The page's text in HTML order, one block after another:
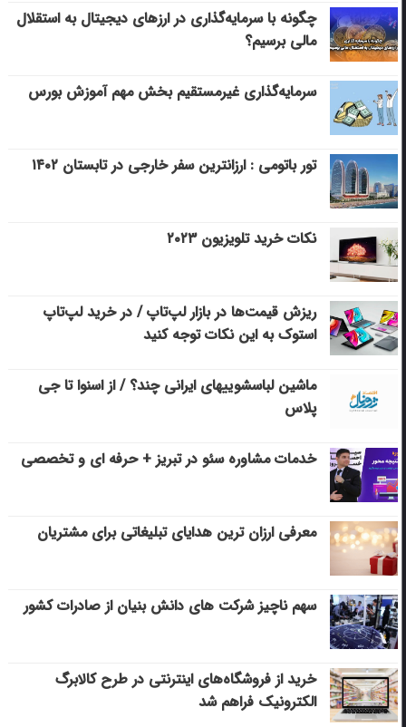
چگونه با سرمایه‌گذاری در ارزهای دیجیتال به استقلال
مالی برسیم؟
سرمایه‌گذاری غیرمستقیم بخش مهم آموزش بورس
تور باتومی : ارزانترین سفر خارجی در تابستان ۱۴۰۲
نکات خرید تلویزیون ۲۰۲۳
ریزش قیمت‌ها در بازار لپ‌تاپ / در خرید لپ‌تاپ
استوک به این نکات توجه کنید
ماشین لباسشویی‎های ایرانی چند؟ / از اسنوا تا جی
پلاس
خدمات مشاوره سئو در تبریز + حرفه ای و تخصصی
معرفی ارزان ترین هدایای تبلیغاتی برای مشتریان
سهم ناچیز شرکت های دانش بنیان از صادرات کشور
خرید از فروشگاه‌های اینترنتی در طرح کالابرگ
الکترونیک فراهم شد